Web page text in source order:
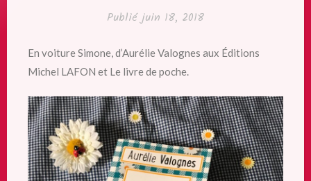
Publiéjuin 18, 2018
En voiture Simone, d’Aurélie Valognes aux Éditions
Michel LAFON et Le livre de poche.